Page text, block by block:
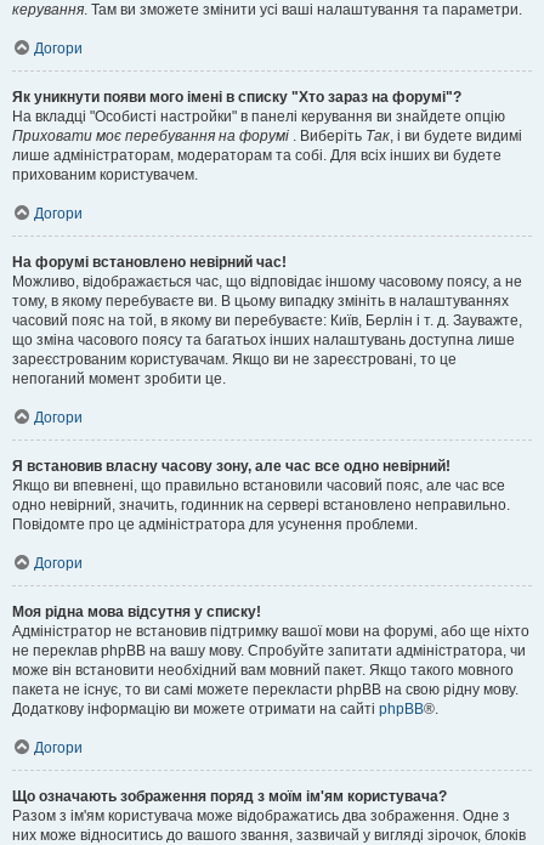
керування. Там ви зможете змінити усі ваші налаштування та параметри.
Догори
Як уникнути появи мого імені в списку "Хто зараз на форумі"?
На вкладці "Особисті настройки" в панелі керування ви знайдете опцію
Приховати моє перебування на форумі . Виберіть Так, і ви будете видимі
лише адміністраторам, модераторам та собі. Для всіх інших ви будете
прихованим користувачем.
Догори
На форумі встановлено невірний час!
Можливо, відображається час, що відповідає іншому часовому поясу, а не
тому, в якому перебуваєте ви. В цьому випадку змініть в налаштуваннях
часовий пояс на той, в якому ви перебуваєте: Київ, Берлін і т. д. Зауважте,
що зміна часового поясу та багатьох інших налаштувань доступна лише
зареєстрованим користувачам. Якщо ви не зареєстровані, то це
непоганий момент зробити це.
Догори
Я встановив власну часову зону, але час все одно невірний!
Якщо ви впевнені, що правильно встановили часовий пояс, але час все
одно невірний, значить, годинник на сервері встановлено неправильно.
Повідомте про це адміністратора для усунення проблеми.
Догори
Моя рідна мова відсутня у списку!
Адміністратор не встановив підтримку вашої мови на форумі, або ще ніхто
не переклав phpBB на вашу мову. Спробуйте запитати адміністратора, чи
може він встановити необхідний вам мовний пакет. Якщо такого мовного
пакета не існує, то ви самі можете перекласти phpBB на свою рідну мову.
Додаткову інформацію ви можете отримати на сайті phpBB®.
Догори
Що означають зображення поряд з моїм ім'ям користувача?
Разом з ім'ям користувача може відображатись два зображення. Одне з
них може відноситись до вашого звання, зазвичай у вигляді зірочок, блоків